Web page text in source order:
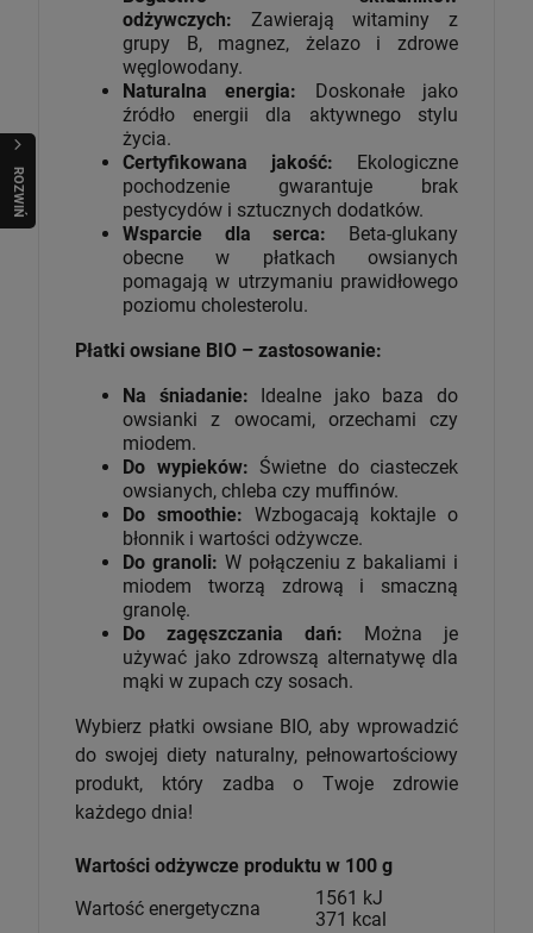
R
O
Z
W
I
Ń
O
B
I
odżywczych: Zawierają witaminy z
grupy B, magnez, żelazo i zdrowe
węglowodany.
Naturalna energia: Doskonałe jako
źródło energii dla aktywnego stylu
życia.
Certyfikowana jakość: Ekologiczne
pochodzenie gwarantuje brak
pestycydów i sztucznych dodatków.
Wsparcie dla serca: Beta-glukany
obecne w płatkach owsianych
pomagają w utrzymaniu prawidłowego
poziomu cholesterolu.
Płatki owsiane BIO – zastosowanie:
Na śniadanie: Idealne jako baza do
owsianki z owocami, orzechami czy
miodem.
Do wypieków: Świetne do ciasteczek
owsianych, chleba czy muffinów.
Do smoothie: Wzbogacają koktajle o
błonnik i wartości odżywcze.
Do granoli: W połączeniu z bakaliami i
miodem tworzą zdrową i smaczną
granolę.
Do zagęszczania dań: Można je
używać jako zdrowszą alternatywę dla
mąki w zupach czy sosach.
Wybierz płatki owsiane BIO, aby wprowadzić
do swojej diety naturalny, pełnowartościowy
produkt, który zadba o Twoje zdrowie
każdego dnia!
Wartości odżywcze produktu w 100 g
Wartość energetyczna
1561 kJ
371 kcal